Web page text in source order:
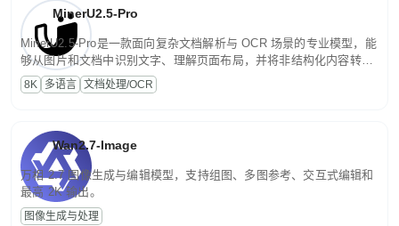
MinerU2.5-Pro
MinerU2.5-Pro是一款面向复杂文档解析与 OCR 场景的专业模型，能
够从图片和文档中识别文字、理解页面布局，并将非结构化内容转换
为便于存储、检索和二次处理的结构化结果。
8K 多语言 文档处理/OCR
Wan2.7-Image
万相 2.7 图像生成与编辑模型，支持组图、多图参考、交互式编辑和
最高 2K 输出。
图像生成与处理